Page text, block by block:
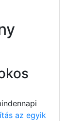
az egyik